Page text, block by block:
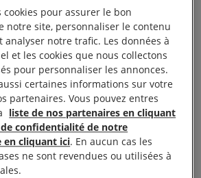
une répression d’une
s’abat sur les journalistes et
médias, les fonctionnaires mais
des droits humains.
de droit n’est plus respecté en
de deux ans, plus d’un tiers des
d’un pays a été limogé ou
prétendus liens avec le terrorisme.
pour assurer le bon
notre site, personnaliser le contenu
analyser notre trafic. Les données à
et les cookies que nous collectons
pour personnaliser les annonces.
certaines informations sur votre
partenaires. Vous pouvez entres
liste de nos partenaires en cliquant
confidentialité de notre
en cliquant ici. En aucun cas les
ne sont revendues ou utilisées à